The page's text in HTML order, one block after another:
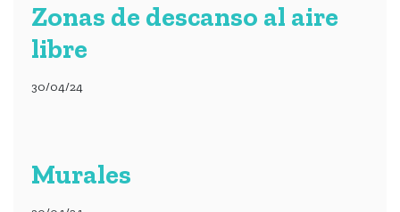
Zonas de descanso al aire
libre
30/04/24
Murales